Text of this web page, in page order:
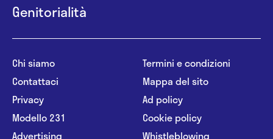
Genitorialità
Chi siamo
Contattaci
Privacy
Modello 231
Advertising
Termini e condizioni
Mappa del sito
Ad policy
Cookie policy
Whistleblowing